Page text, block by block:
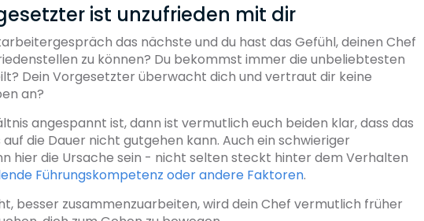
ist unzufrieden mit dir
das nächste und du hast das Gefühl, deinen Chef
zu können? Du bekommst immer die unbeliebtesten
Dein Vorgesetzter überwacht dich und vertraut dir keine
an?
angespannt ist, dann ist vermutlich euch beiden klar, dass das
die Dauer nicht gutgehen kann. Auch ein schwieriger
hier die Ursache sein - nicht selten steckt hinter dem Verhalten
Führungskompetenz oder andere Faktoren.
besser zusammenzuarbeiten, wird dein Chef vermutlich früher